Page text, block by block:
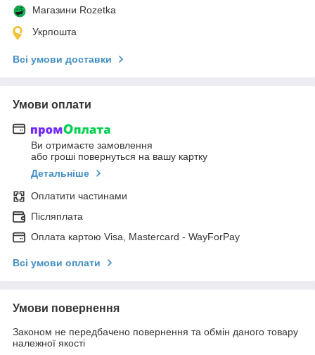
Магазини Rozetka
Укрпошта
Всі умови доставки
Умови оплати
Ви отримаєте замовлення
або гроші повернуться на вашу картку
Детальніше
Оплатити частинами
Післяплата
Оплата картою Visa, Mastercard - WayForPay
Всі умови оплати
Умови повернення
Законом не передбачено повернення та обмін даного товару
належної якості